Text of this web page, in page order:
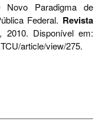
Novo Paradigma de
Federal. Revista
Disponível em:
article/view/275.